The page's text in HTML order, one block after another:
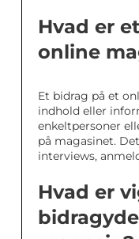
Hvad er
online
Et bidrag på et
indhold eller
enkeltpersoner
på magasinet.
interviews,
Hvad er